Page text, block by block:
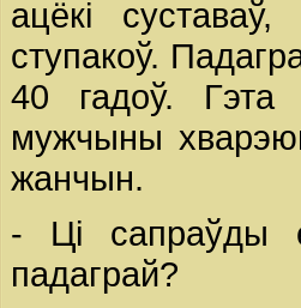
ацёкі
ступакоў.
40 гадоў. Гэта
мужчыны
жанчын.
- Ці сапраўды
падаграй?